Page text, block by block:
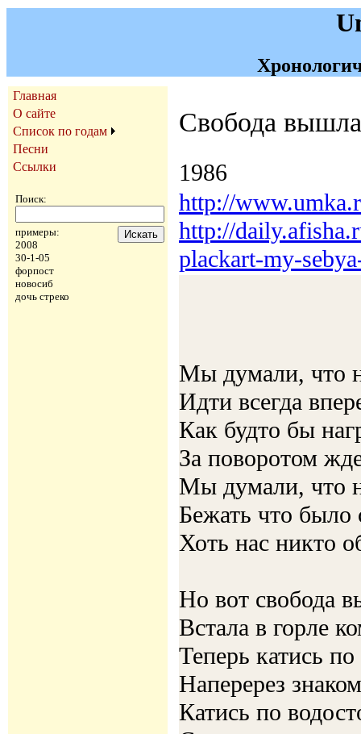
Главная
О сайте
Список по годам
Песни
Ссылки
Поиск:
примеры:
2008
30-1-05
форпост
новосиб
дочь стреко
Свобода
1986
http://
http://
plackart-my-
Мы думали, что
Идти всегда
Как будто бы
За поворотом
Мы думали, что
Бежать что было
Хоть нас никто
Но вот свобода
Встала в горле
Теперь катись
Наперерез
Катись по